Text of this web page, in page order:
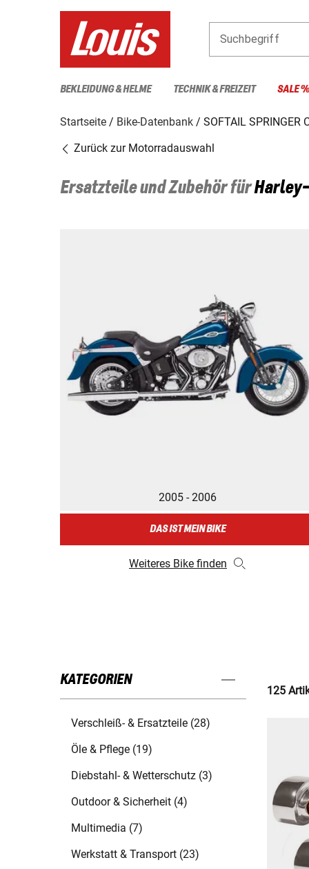
Suchbegriff
BEKLEIDUNG & HELME TECHNIK & FREIZEIT SALE %
Startseite Bike-Datenbank
SOFTAIL SPRINGER
Zurück zur Motorradauswahl
Ersatzteile und Zubehör für
2005 - 2006
DAS IST MEIN BIKE
Weiteres Bike finden
KATEGORIEN
Verschleiß- & Ersatzteile (28)
Öle & Pflege (19)
Diebstahl- & Wetterschutz (3)
Outdoor & Sicherheit (4)
Multimedia (7)
Werkstatt & Transport (23)
125